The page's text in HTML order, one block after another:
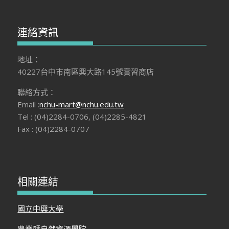
連絡資訊
地址：
40227台中市南區興大路145號實習商店
聯絡方式：
Email :nchu-mart@nchu.edu.tw
Tel : (04)2284-0706, (04)2285-4821
Fax : (04)2284-0707
相關連結
國立中興大學